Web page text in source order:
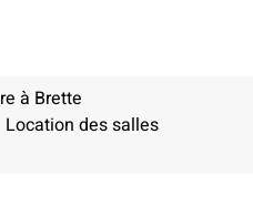
à Brette
Location des salles